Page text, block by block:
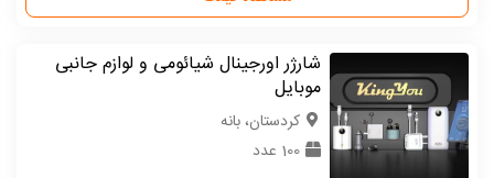
شارژر اورجینال شیائومی و لوازم جانبی
موبایل
كردستان، بانه
100 عدد